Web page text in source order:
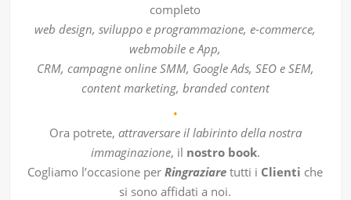
completo
web design, sviluppo e programmazione, e-commerce,
webmobile e App,
CRM, campagne online SMM, Google Ads, SEO e SEM,
content marketing, branded content
•
Ora potrete, attraversare il labirinto della nostra
immaginazione, il nostro book.
Cogliamo l’occasione perRingraziare tutti i Clienti che
si sono affidati a noi.